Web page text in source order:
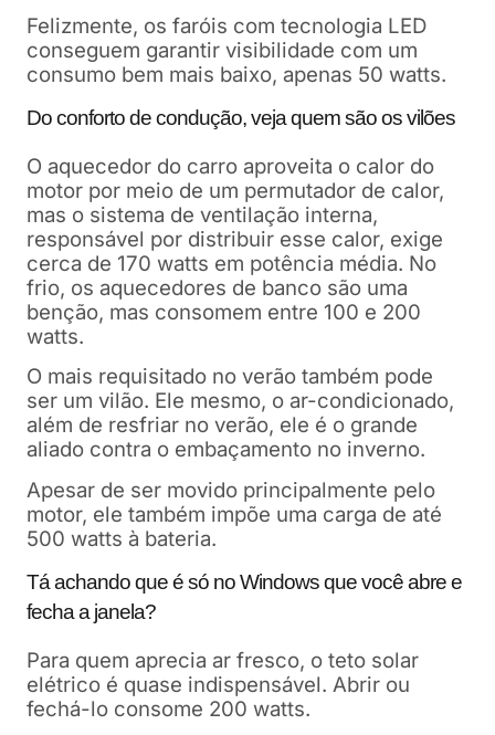
Felizmente, os faróis com tecnologia LED
conseguem garantir visibilidade com um
consumo bem mais baixo, apenas 50 watts.
Do conforto de condução, veja quem são os vilões
O aquecedor do carro aproveita o calor do
motor por meio de um permutador de calor,
mas o sistema de ventilação interna,
responsável por distribuir esse calor, exige
cerca de 170 watts em potência média. No
frio, os aquecedores de banco são uma
benção, mas consomem entre 100 e 200
watts.
O mais requisitado no verão também pode
ser um vilão. Ele mesmo, o ar-condicionado,
além de resfriar no verão, ele é o grande
aliado contra o embaçamento no inverno.
Apesar de ser movido principalmente pelo
motor, ele também impõe uma carga de até
500 watts à bateria.
Tá achando que é só no Windows que você abre e
fecha a janela?
Para quem aprecia ar fresco, o teto solar
elétrico é quase indispensável. Abrir ou
fechá-lo consome 200 watts.